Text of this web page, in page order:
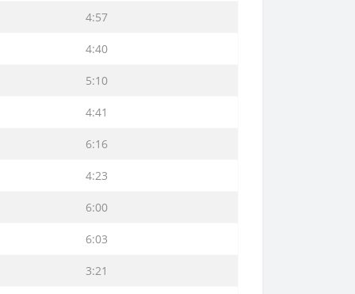
4:57
4:40
5:10
4:41
6:16
4:23
6:00
6:03
3:21